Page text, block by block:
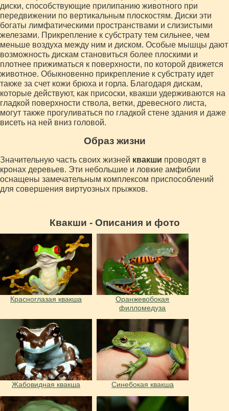
диски, способствующие прилипанию животного при
передвижении по вертикальным плоскостям. Диски эти
богаты лимфатическими пространствами и слизистыми
железами. Прикрепление к субстрату тем сильнее, чем
меньше воздуха между ним и диском. Особые мышцы дают
возможность дискам становиться более плоскими и
плотнее прижиматься к поверхности, по которой движется
животное. Обыкновенно прикрепление к субстрату идет
также за счет кожи брюха и горла. Благодаря дискам,
которые действуют, как присоски, квакши удерживаются на
гладкой поверхности ствола, ветки, древесного листа,
могут также прогуливаться по гладкой стене здания и даже
висеть на ней вниз головой.
Образ жизни
Значительную часть своих жизней квакши проводят в
кронах деревьев. Эти небольшие и ловкие амфибии
оснащены замечательным комплексом приспособлений
для совершения виртуозных прыжков.
Квакши - Описания и фото
Красноглазая квакша
Оранжевобокая
филломедуза
Жабовидная квакша Синебокая квакша